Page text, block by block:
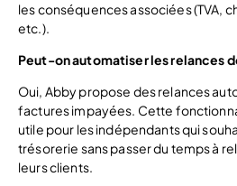
les conséquences associées (TVA,
etc.).
Peut-on automatiser les relances
Oui, Abby propose des relances
factures impayées. Cette
utile pour les indépendants qui
trésorerie sans passer du temps à
leurs clients.